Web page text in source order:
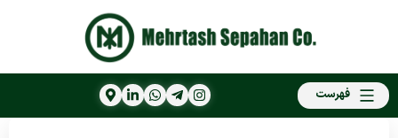
فهرست